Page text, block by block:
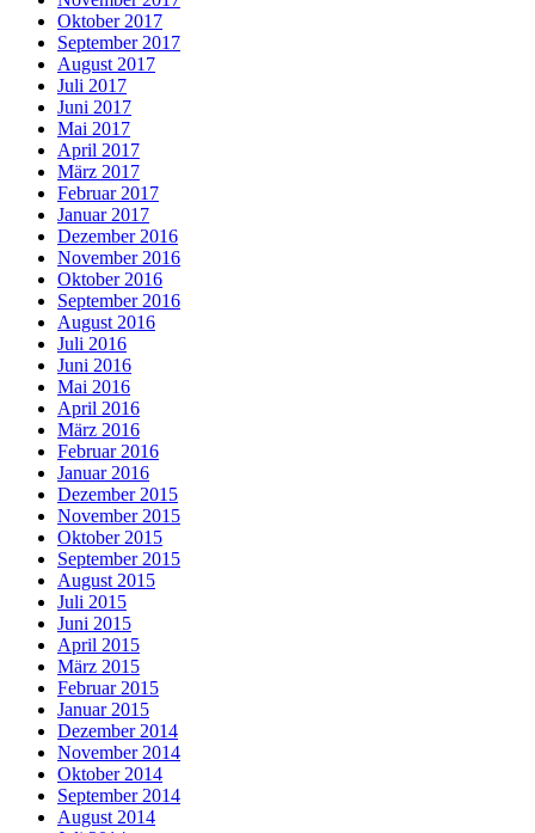
Oktober 2017
September 2017
August 2017
Juli 2017
Juni 2017
Mai 2017
April 2017
März 2017
Februar 2017
Januar 2017
Dezember 2016
November 2016
Oktober 2016
September 2016
August 2016
Juli 2016
Juni 2016
Mai 2016
April 2016
März 2016
Februar 2016
Januar 2016
Dezember 2015
November 2015
Oktober 2015
September 2015
August 2015
Juli 2015
Juni 2015
April 2015
März 2015
Februar 2015
Januar 2015
Dezember 2014
November 2014
Oktober 2014
September 2014
August 2014